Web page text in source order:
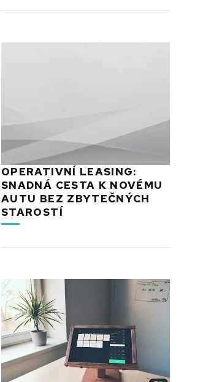
OPERATIVNÍ LEASING:
SNADNÁ CESTA K NOVÉMU
AUTU BEZ ZBYTEČNÝCH
STAROSTÍ